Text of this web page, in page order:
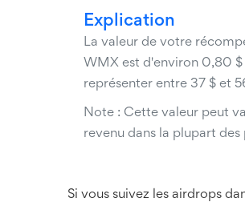
Explication
La valeur de votre
WMX est d'environ 0,80 $
représenter entre 37 $ et
Note : Cette valeur peut
revenu dans la plupart
Si vous suivez les airdrops